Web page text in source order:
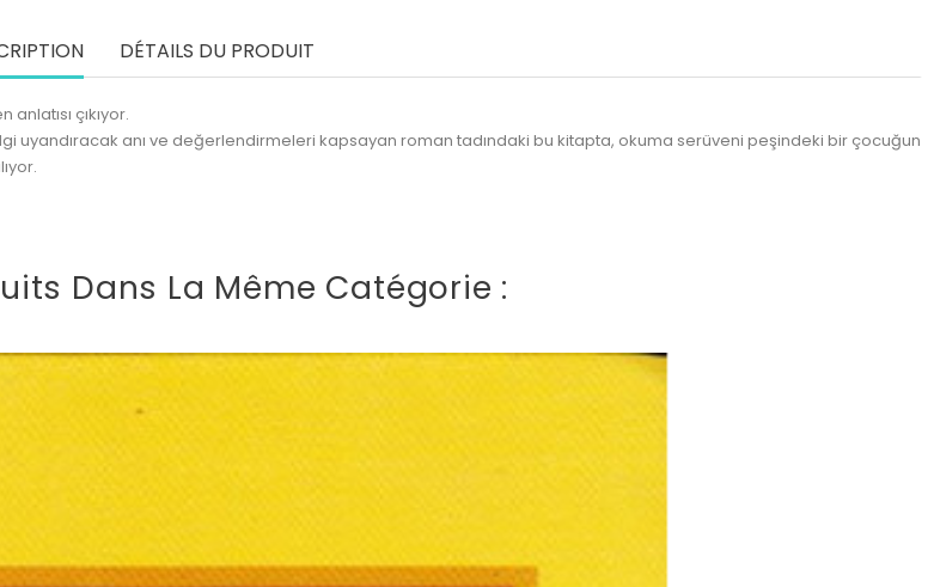
DÉTAILS DU PRODUIT
çıkıyor.
uyandıracak anı ve değerlendirmeleri kapsayan roman tadındaki bu kitapta, okuma serüveni peşindeki bir çocuğun
Dans La Même Catégorie :